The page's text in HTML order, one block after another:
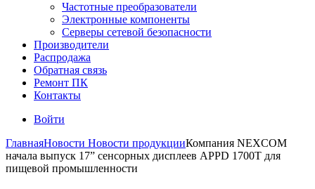
Частотные преобразователи
Электронные компоненты
Серверы сетевой безопасности
Производители
Распродажа
Обратная связь
Ремонт ПК
Контакты
Войти
ГлавнаяНовости Новости продукцииКомпания NEXCOM
начала выпуск 17” сенсорных дисплеев APPD 1700T для
пищевой промышленности